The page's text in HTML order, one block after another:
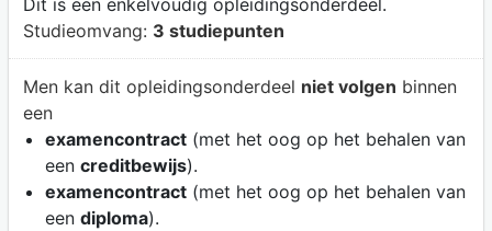
Dit is een enkelvoudig opleidingsonderdeel.
Studieomvang: 3 studiepunten
Men kan dit opleidingsonderdeel niet volgen binnen
een
examencontract(met het oog op het behalen van
een creditbewijs).
examencontract(met het oog op het behalen van
een diploma).